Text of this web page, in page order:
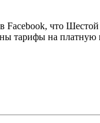
Facebook, что
тарифы на платную